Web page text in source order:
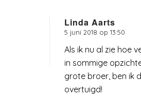
Linda Aarts
zegt:
5 juni 2018 op 13:50
Als ik nu al zie hoe
in sommige
grote broer, ben ik
overtuigd!